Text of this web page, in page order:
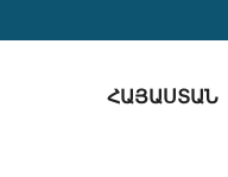
ՀԱՅԱՍՏԱՆ